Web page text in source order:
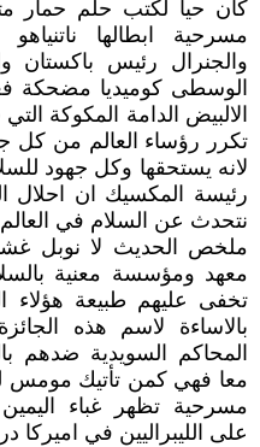
كان حيا لكتب حلم حمار
مسرحية ابطالها
والجنرال رئيس باكستان
الوسطى كوميديا مضحكة
الالبيض الدامة المكوكة
تكرر رؤساء العالم من
لانه يستحقها وكل جهود
رئيسة المكسيك ان احلال
نتحدث عن السلام في العالم
ملخص الحديث لا نوبل
معهد ومؤسسة معنية
تخفى عليهم طبيعة
بالاساءة لاسم هذه
المحاكم السويدية ضدهم
معا فهي كمن تأتيك مومس
مسرحية تظهر غباء
على الليبراليين في اميركا